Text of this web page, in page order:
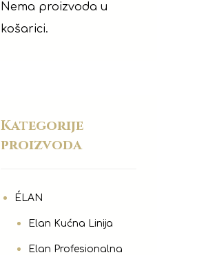
Nema proizvoda u
košarici.
Kategorije
proizvoda
ÉLAN
Elan Kućna Linija
Elan Profesionalna